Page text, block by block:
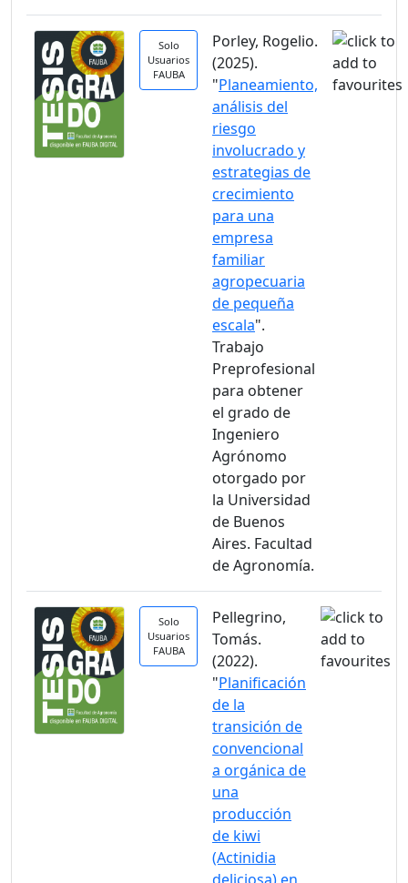
Solo
Usuarios
FAUBA
Porley, Rogelio.
(2025).
"Planeamiento,
análisis del
riesgo
involucrado y
estrategias de
crecimiento
para una
empresa
familiar
agropecuaria
de pequeña
escala".
Trabajo
Preprofesional
para obtener
el grado de
Ingeniero
Agrónomo
otorgado por
la Universidad
de Buenos
Aires. Facultad
de Agronomía.
Solo
Usuarios
FAUBA
Pellegrino,
Tomás.
(2022).
"Planificación
de la
transición de
convencional
a orgánica de
una
producción
de kiwi
(Actinidia